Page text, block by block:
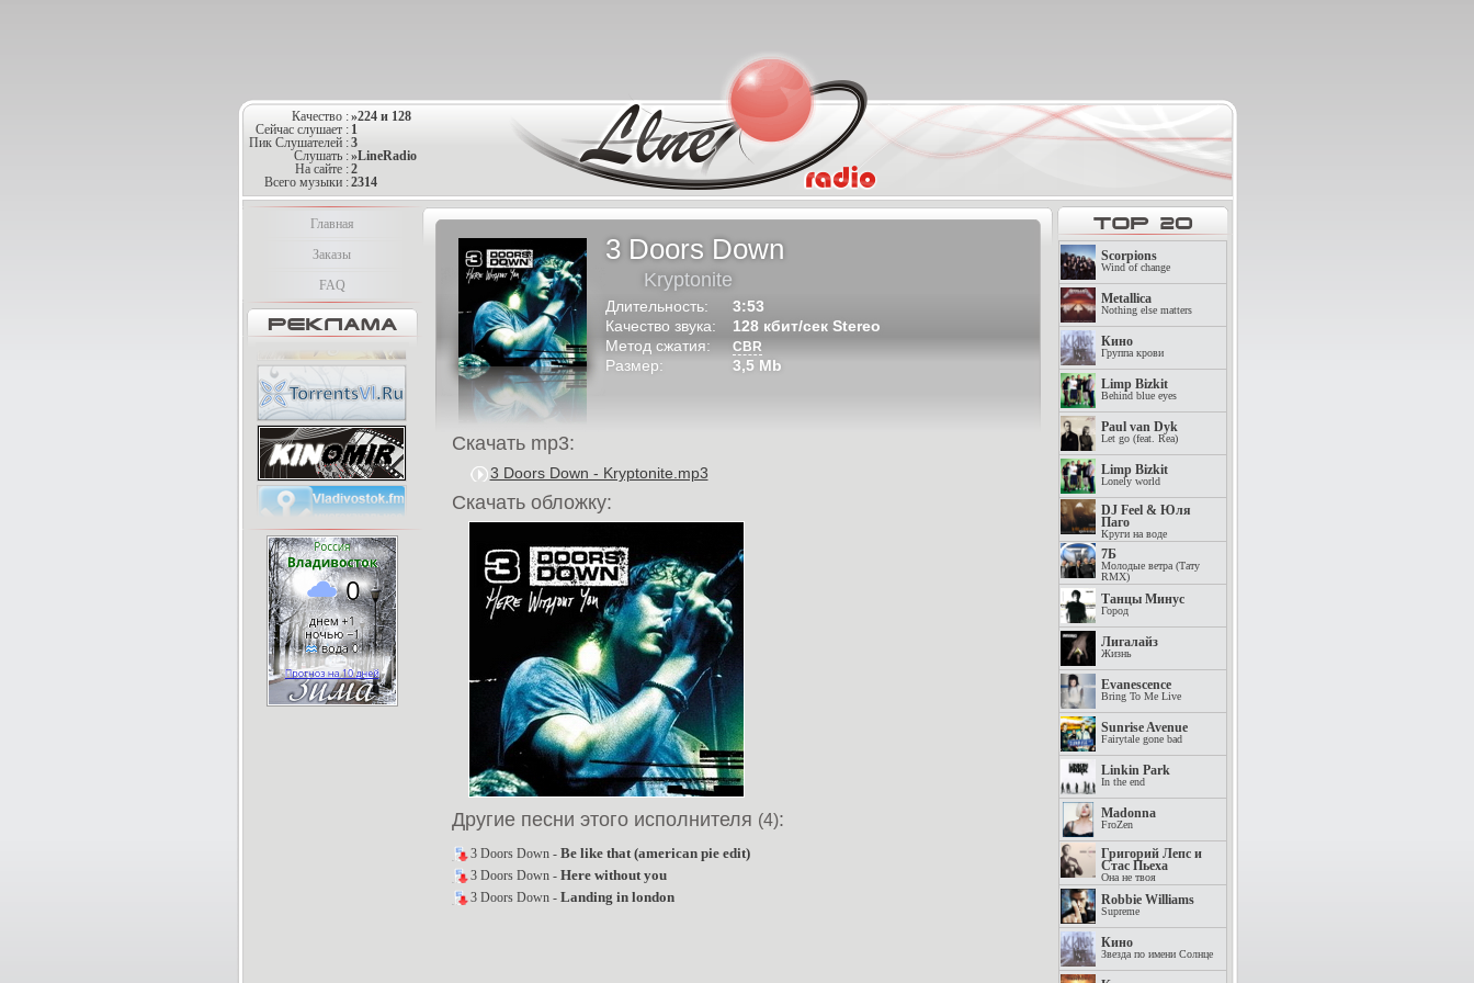
Качество :»224 и 128
Сейчас слушает : 1
Пик Слушателей :3
Слушать :»LineRadio
На сайте :2
Всего музыки :2314
Главная
Заказы
FAQ
3 Doors Down
Kryptonite
Длительность:
3:53
Качество звука:
128 кбит/сек Stereo
Метод сжатия:
CBR
Размер: 3,5 Mb
Скачать mp3:
3 Doors Down - Kryptonite.mp3
Скачать обложку:
Другие песни этого исполнителя (4):
3 Doors Down - Be like that (american pie edit)
3 Doors Down - Here without you
3 Doors Down - Landing in london
Scorpions
Wind of change
Metallica
Nothing else matters
Кино
Группа крови
Limp Bizkit
Behind blue eyes
Paul van Dyk
Let go (feat. Rea)
Limp Bizkit
Lonely world
DJ Feel & Юля
Паго
Круги на воде
7Б
Молодые ветра (Тату
RMX)
Танцы Минус
Город
Лигалайз
Жизнь
Evanescence
Bring To Me Live
Sunrise Avenue
Fairytale gone bad
Linkin Park
In the end
Madonna
FroZen
Григорий Лепс и
Стас Пьеха
Она не твоя
Robbie Williams
Supreme
Кино
Звезда по имени Солнце